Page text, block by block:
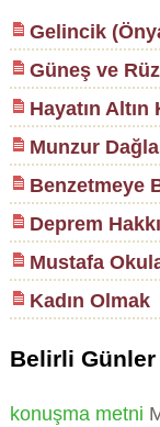
Gelincik
Güneş ve
Hayatın
Munzur
Benzetmeye
Deprem
Mustafa
Kadın Olmak
Belirli
konuşma metni